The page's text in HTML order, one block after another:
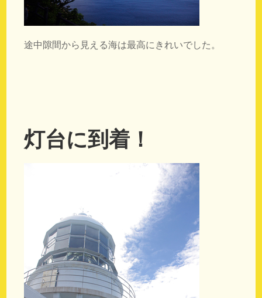
途中隙間から見える海は最高にきれいでした。
灯台に到着！